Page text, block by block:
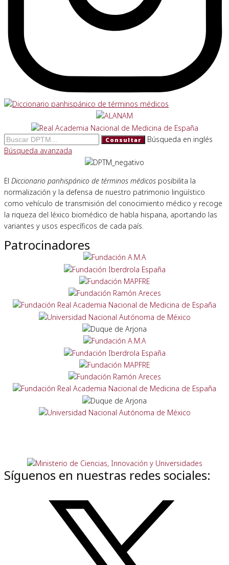
Consultar
Búsqueda en inglés
Búsqueda avanzada
El Diccionario panhispánico de términos médicos posibilita la
normalización y la defensa de nuestro patrimonio lingüístico
como vehículo de transmisión del conocimiento médico y recoge
la riqueza del léxico biomédico de habla hispana, aportando las
variantes y usos específicos de cada país.
Patrocinadores
Síguenos en nuestras redes sociales: